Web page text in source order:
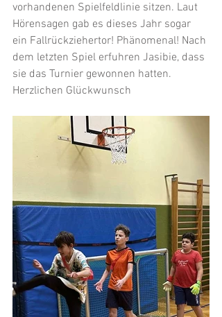
vorhandenen Spielfeldlinie sitzen. Laut
Hörensagen gab es dieses Jahr sogar
ein Fallrückziehertor! Phänomenal! Nach
dem letzten Spiel erfuhren Jasibie, dass
sie das Turnier gewonnen hatten.
Herzlichen Glückwunsch